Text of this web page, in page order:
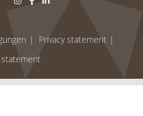
Privacy statement
statement